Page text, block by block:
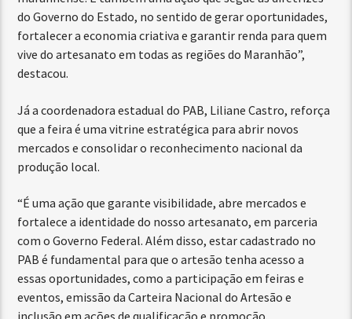
do Governo do Estado, no sentido de gerar oportunidades,
fortalecer a economia criativa e garantir renda para quem
vive do artesanato em todas as regiões do Maranhão”,
destacou.
Já a coordenadora estadual do PAB, Liliane Castro, reforça
que a feira é uma vitrine estratégica para abrir novos
mercados e consolidar o reconhecimento nacional da
produção local.
“É uma ação que garante visibilidade, abre mercados e
fortalece a identidade do nosso artesanato, em parceria
com o Governo Federal. Além disso, estar cadastrado no
PAB é fundamental para que o artesão tenha acesso a
essas oportunidades, como a participação em feiras e
eventos, emissão da Carteira Nacional do Artesão e
inclusão em ações de qualificação e promoção,